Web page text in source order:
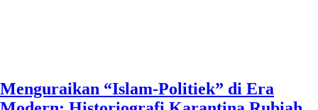
Menguraikan “Islam-Politiek” di Era